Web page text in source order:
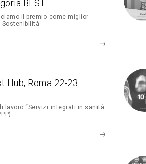
BEST
il premio come miglior
Sostenibilità
Hub, Roma 22-23
lavoro “Servizi integrati in sanità